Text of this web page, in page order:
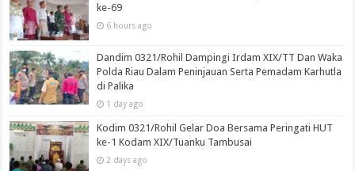
ke-69
6 hours ago
Dandim 0321/Rohil Dampingi Irdam XIX/TT Dan Waka
Polda Riau Dalam Peninjauan Serta Pemadam Karhutla
di Palika
1 day ago
Kodim 0321/Rohil Gelar Doa Bersama Peringati HUT
ke-1 Kodam XIX/Tuanku Tambusai
2 days ago